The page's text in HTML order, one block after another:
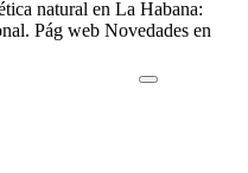
natural en La Habana:
. Pág web Novedades en